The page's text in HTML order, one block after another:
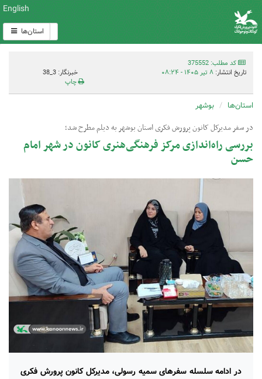
English
استان‌ها
کد مطلب: 375552
تاریخ انتشار: ۸ تیر ۱۴۰۵ - ۰۸:۲۴
خبرنگار: 3_38
چاپ
استان‌ها بوشهر
در سفر مدیرکل کانون پرورش فکری استان بوشهر به دیلم مطرح شد؛
بررسی راه‌اندازی مرکز فرهنگی‌هنری کانون در شهر امام
حسن
در ادامه سلسله سفرهای سمیه رسولی، مدیرکل کانون پرورش فکری